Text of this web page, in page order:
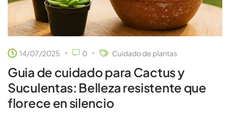
14/07/2025 0 Cuidado de plantas
Guia de cuidado para Cactus y
Suculentas: Belleza resistente que
florece en silencio